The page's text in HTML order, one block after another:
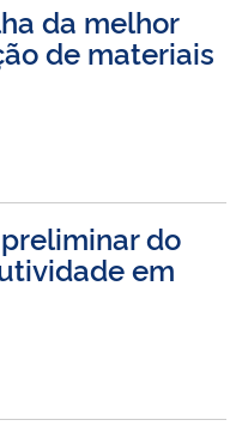
da melhor
de materiais
do
em